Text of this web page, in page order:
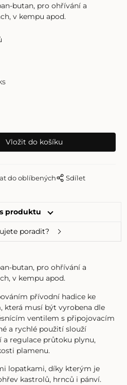
butan, pro ohřívání a
v kempu apod.
do oblíbených Sdílet
produktu
poradit?
butan, pro ohřívání a
v kempu apod.
přívodní hadice ke
která musí být vyrobena dle
ventilem s připojovacím
a rychlé použití slouží
a regulace průtoku plynu,
plamenu.
lopatkami, díky kterým je
kastrolů, hrnců i pánví.